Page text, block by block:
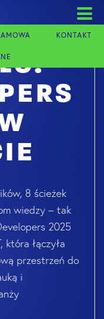
KONTAKT
8 ścieżek
wiedzy – tak
2025
łączyła
przestrzeń do
i